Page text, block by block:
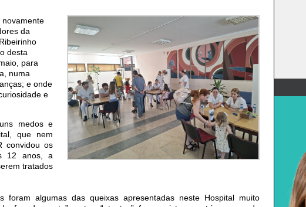
novamente
da
desta
para
numa
e onde
e
medos e
que nem
convidou os
12 anos, a
tratados
foram algumas das queixas apresentadas neste Hospital muito